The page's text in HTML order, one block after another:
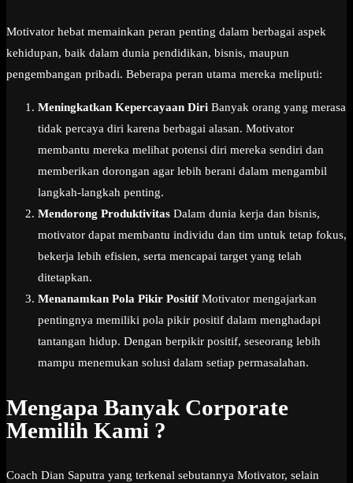
Motivator hebat memainkan peran penting dalam berbagai aspek
kehidupan, baik dalam dunia pendidikan, bisnis, maupun
pengembangan pribadi. Beberapa peran utama mereka meliputi:
Meningkatkan Kepercayaan Diri Banyak orang yang merasa
tidak percaya diri karena berbagai alasan. Motivator
membantu mereka melihat potensi diri mereka sendiri dan
memberikan dorongan agar lebih berani dalam mengambil
langkah-langkah penting.
Mendorong Produktivitas Dalam dunia kerja dan bisnis,
motivator dapat membantu individu dan tim untuk tetap fokus,
bekerja lebih efisien, serta mencapai target yang telah
ditetapkan.
Menanamkan Pola Pikir PositifMotivator mengajarkan
pentingnya memiliki pola pikir positif dalam menghadapi
tantangan hidup. Dengan berpikir positif, seseorang lebih
mampu menemukan solusi dalam setiap permasalahan.
Mengapa Banyak Corporate
Memilih Kami ?
Coach Dian Saputra yang terkenal sebutannya Motivator, selain